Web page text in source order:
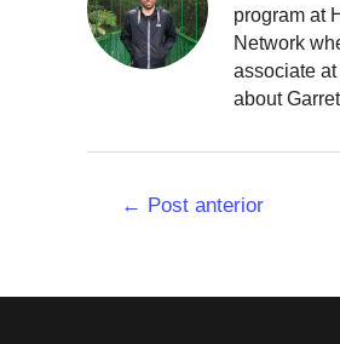
program at
Network
associate
about
Navegação
← Post anterior